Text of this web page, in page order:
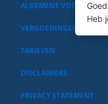
ALGEMENE
VERGOEDINGEN
TARIEVEN
DISCLAIMERS
PRIVACY STATEMENT